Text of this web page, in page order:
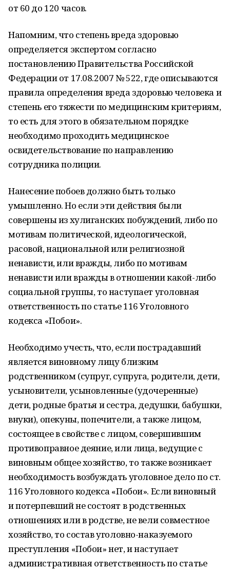
от 60 до 120 часов.
Напомним, что степень вреда здоровью
определяется экспертом согласно
постановлению Правительства Российской
Федерации от 17.08.2007 № 522, где описываются
правила определения вреда здоровью человека и
степень его тяжести по медицинским критериям,
то есть для этого в обязательном порядке
необходимо проходить медицинское
освидетельствование по направлению
сотрудника полиции.
Нанесение побоев должно быть только
умышленно. Но если эти действия были
совершены из хулиганских побуждений, либо по
мотивам политической, идеологической,
расовой, национальной или религиозной
ненависти, или вражды, либо по мотивам
ненависти или вражды в отношении какой-либо
социальной группы, то наступает уголовная
ответственность по статье 116 Уголовного
кодекса «Побои».
Необходимо учесть, что, если пострадавший
является виновному лицу близким
родственником (супруг, супруга, родители, дети,
усыновители, усыновленные (удочеренные)
дети, родные братья и сестра, дедушки, бабушки,
внуки), опекуны, попечители, а также лицом,
состоящее в свойстве с лицом, совершившим
противоправное деяние, или лица, ведущие с
виновным общее хозяйство, то также возникает
необходимость возбуждать уголовное дело по ст.
116 Уголовного кодекса «Побои». Если виновный
и потерпевший не состоят в родственных
отношениях или в родстве, не вели совместное
хозяйство, то состав уголовно-наказуемого
преступления «Побои» нет, и наступает
административная ответственность по статье